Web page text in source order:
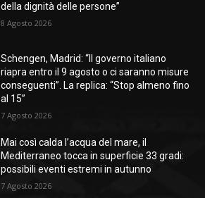
della dignità delle persone”
8 Agosto 2026
Schengen, Madrid: “Il governo italiano
riapra entro il 9 agosto o ci saranno misure
conseguenti”. La replica: “Stop almeno fino
al 15”
7 Agosto 2026
Mai così calda l’acqua del mare, il
Mediterraneo tocca in superficie 33 gradi:
possibili eventi estremi in autunno
7 Agosto 2026